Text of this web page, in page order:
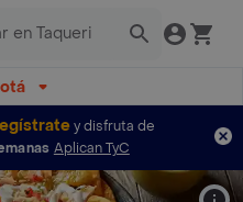
y disfruta de
Aplican TyC